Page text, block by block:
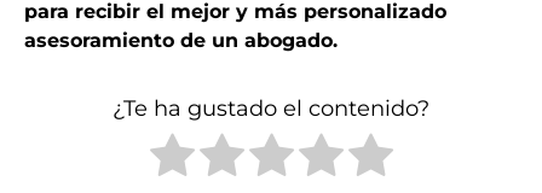
para recibir el mejor y más personalizado
asesoramiento de un abogado.
¿Te ha gustado el contenido?